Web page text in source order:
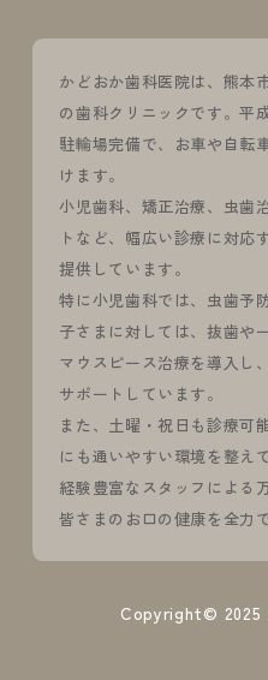
かどおか歯科医院は、熊本
の歯科クリニックです。平
駐輪場完備で、お車や自転
けます。
小児歯科、矯正治療、虫歯
トなど、幅広い診療に対応
提供しています。
特に小児歯科では、虫歯予
子さまに対しては、抜歯や
マウスピース治療を導入し
サポートしています。
また、土曜・祝日も診療可
にも通いやすい環境を整え
経験豊富なスタッフによる
皆さまのお口の健康を全力
Copyright© 2025